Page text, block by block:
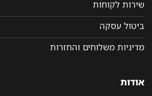
שירות לקוחות
ביטול עסקה
מדיניות משלוחים והחזרות
אודות